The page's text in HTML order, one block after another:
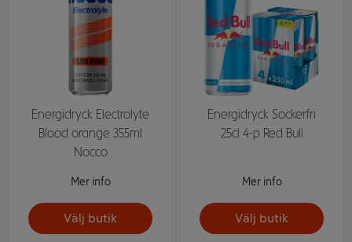
Energidryck Electrolyte
Blood orange 355ml
Nocco
Mer info
Välj butik
Energidryck Sockerfri
25cl 4-p Red Bull
Mer info
Välj butik